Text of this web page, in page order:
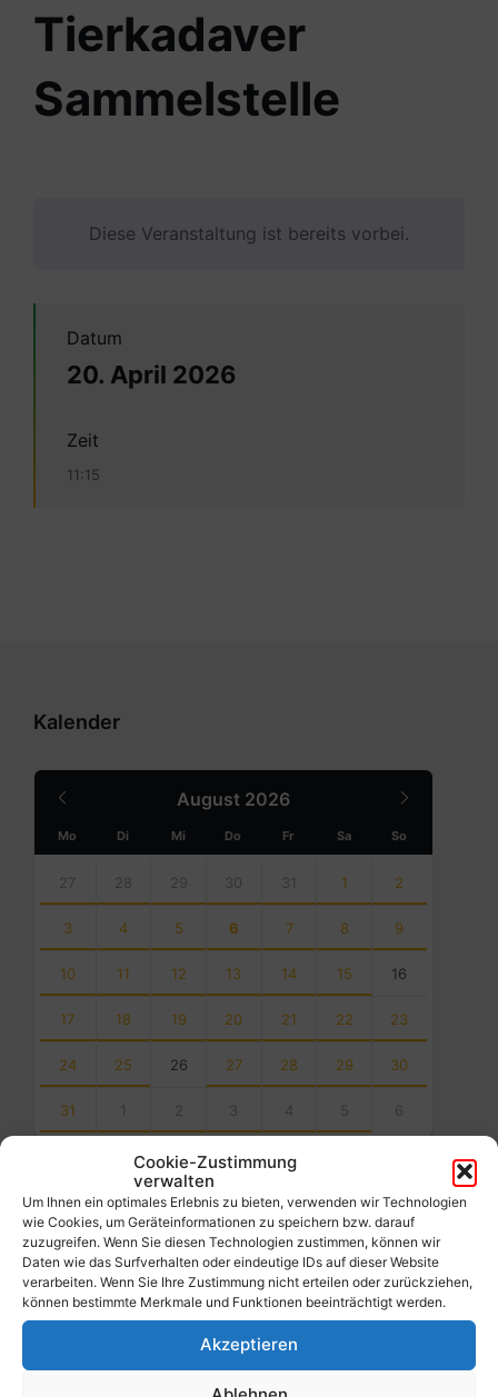
Cookie-Zustimmung
verwalten
Um Ihnen ein optimales Erlebnis zu bieten, verwenden wir Technologien
wie Cookies, um Geräteinformationen zu speichern bzw. darauf
zuzugreifen. Wenn Sie diesen Technologien zustimmen, können wir
Daten wie das Surfverhalten oder eindeutige IDs auf dieser Website
verarbeiten. Wenn Sie Ihre Zustimmung nicht erteilen oder zurückziehen,
können bestimmte Merkmale und Funktionen beeinträchtigt werden.
Akzeptieren
Tierkadaver
Sammelstelle
Diese Veranstaltung ist bereits vorbei.
Datum
20. April 2026
Zeit
11:15
Kalender
August 2026
Month
Mo Di Mi Do Fr Sa So
calendar
days
27 28 29 30 31 1 2
3 4 5 6 7 8 9
10 11 12 13 14 15 16
17 18 19 20 21 22 23
24 25 26 27 28 29 30
31 1 2 3 4 5 6
days
Filter